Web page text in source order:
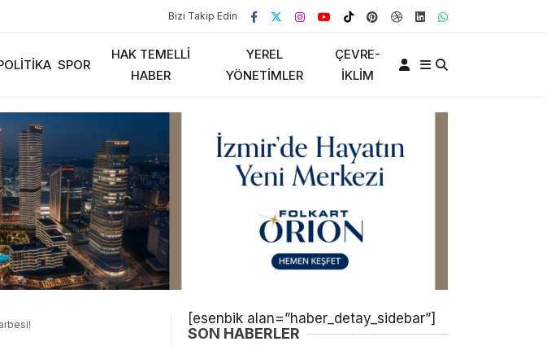
Bizi Takip Edin
SPOR
HAK TEMELLI
HABER
YEREL
YÖNETIMLER
ÇEVRE-
İKLIM
[esenbik alan=”haber_detay_sidebar”]
SON HABERLER